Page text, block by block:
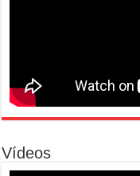
Vídeos